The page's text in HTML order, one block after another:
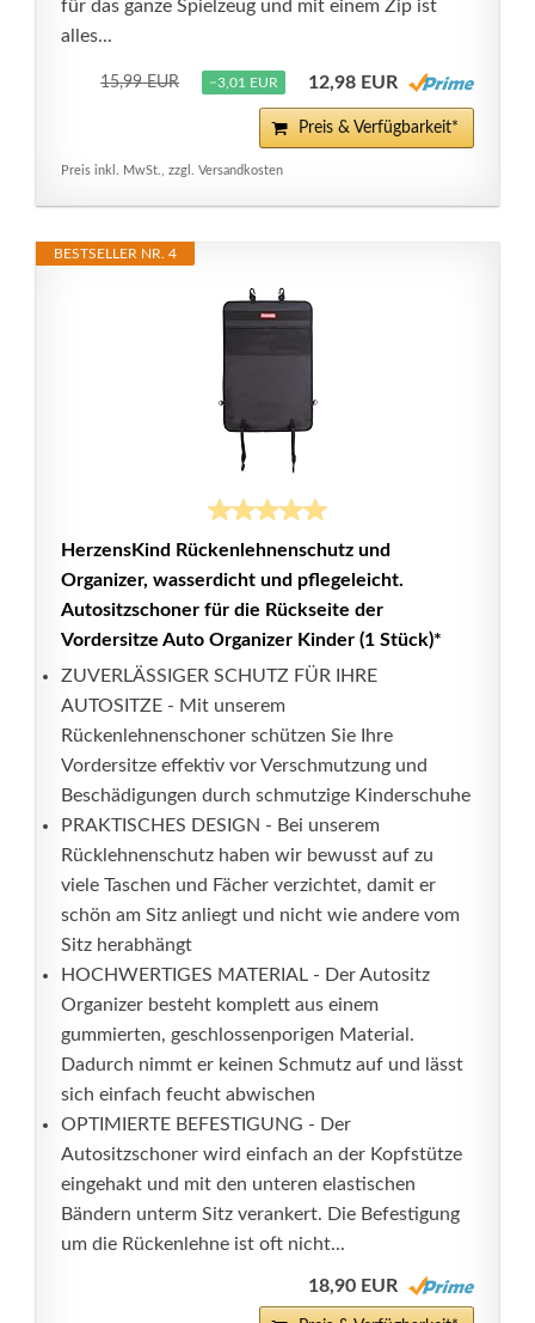
für das ganze Spielzeug und mit einem Zip ist
alles...
15,99 EUR −3,01 EUR 12,98 EUR
Preis & Verfügbarkeit*
Preis inkl. MwSt., zzgl. Versandkosten
BESTSELLER NR. 4
HerzensKind Rückenlehnenschutz und
Organizer, wasserdicht und pflegeleicht.
Autositzschoner für die Rückseite der
Vordersitze Auto Organizer Kinder (1 Stück)*
ZUVERLÄSSIGER SCHUTZ FÜR IHRE
AUTOSITZE - Mit unserem
Rückenlehnenschoner schützen Sie Ihre
Vordersitze effektiv vor Verschmutzung und
Beschädigungen durch schmutzige Kinderschuhe
PRAKTISCHES DESIGN - Bei unserem
Rücklehnenschutz haben wir bewusst auf zu
viele Taschen und Fächer verzichtet, damit er
schön am Sitz anliegt und nicht wie andere vom
Sitz herabhängt
HOCHWERTIGES MATERIAL - Der Autositz
Organizer besteht komplett aus einem
gummierten, geschlossenporigen Material.
Dadurch nimmt er keinen Schmutz auf und lässt
sich einfach feucht abwischen
OPTIMIERTE BEFESTIGUNG - Der
Autositzschoner wird einfach an der Kopfstütze
eingehakt und mit den unteren elastischen
Bändern unterm Sitz verankert. Die Befestigung
um die Rückenlehne ist oft nicht...
18,90 EUR